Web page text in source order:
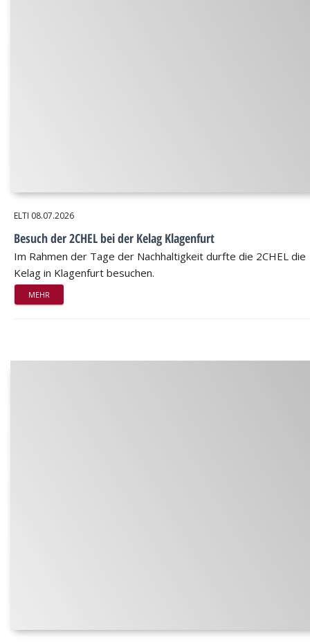
ELTI 08.07.2026
Besuch der 2CHEL bei der Kelag Klagenfurt
Im Rahmen der Tage der Nachhaltigkeit durfte die 2CHEL die
Kelag in Klagenfurt besuchen.
MEHR